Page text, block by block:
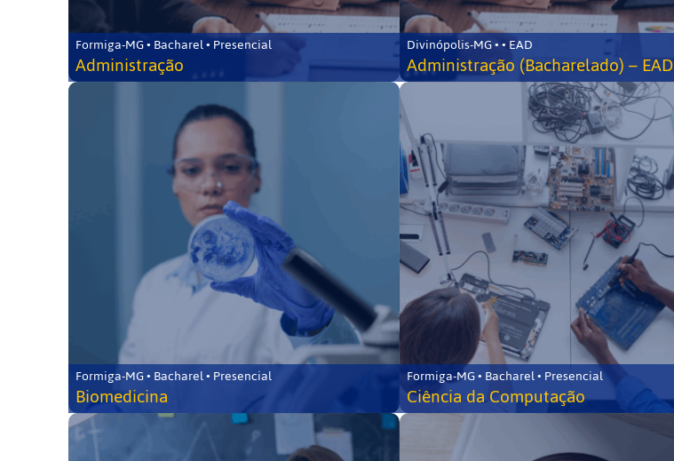
Formiga-MG • Bacharel • Presencial
Administração
Divinópolis-MG • • EAD
Administração (Bacharelado) – EAD
Formiga-MG • Bacharel • Presencial
Biomedicina
Formiga-MG • Bacharel • Presencial
Ciência da Computação